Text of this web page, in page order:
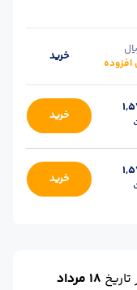
خرید
خرید
: کارخانه - قزوین
خرید
18 مرداد